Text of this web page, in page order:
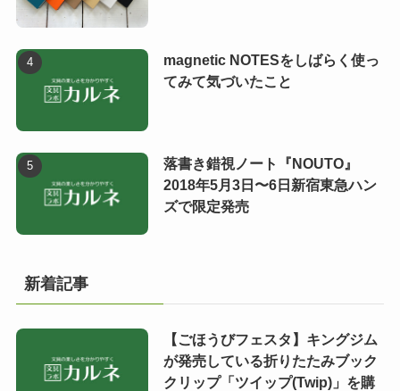
magnetic NOTESをしばらく使っ
てみて気づいたこと
落書き錯視ノート『NOUTO』
2018年5月3日〜6日新宿東急ハン
ズで限定発売
新着記事
【ごほうびフェスタ】キングジム
が発売している折りたたみブック
クリップ「ツイップ(Twip)」を購